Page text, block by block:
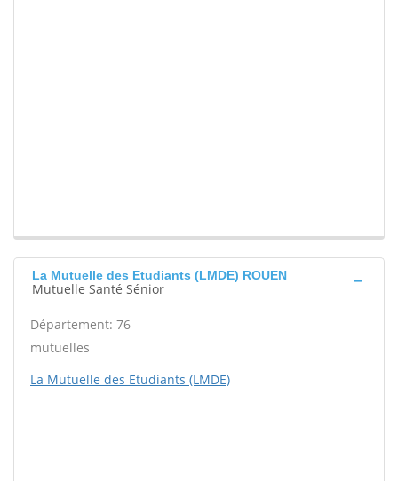
La Mutuelle des Etudiants (LMDE) ROUEN
Mutuelle Santé Sénior
Département: 76
mutuelles
La Mutuelle des Etudiants (LMDE)